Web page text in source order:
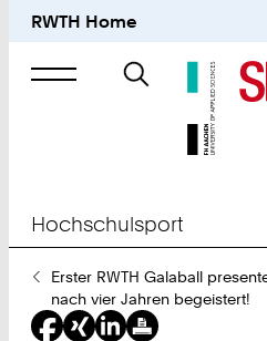
RWTH Home
Suche
nach
Hochschulsport
Sie
sind
hier:
Erster RWTH Galaball
nach vier Jahren begeistert!